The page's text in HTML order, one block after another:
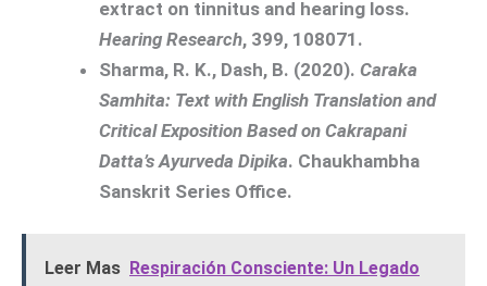
extract on tinnitus and hearing loss.
Hearing Research, 399, 108071.
Sharma, R. K., Dash, B. (2020). Caraka
Samhita: Text with English Translation and
Critical Exposition Based on Cakrapani
Datta’s Ayurveda Dipika. Chaukhambha
Sanskrit Series Office.
Leer Mas Respiración Consciente: Un Legado